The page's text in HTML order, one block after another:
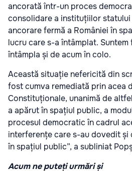
ancorată într-un proces
consolidare a instituțiilor statului
ancorare fermă a României în
lucru care s-a întâmplat. Suntem
întâmpla și de acum în colo.
Această situație nefericită din
fost cumva remediată prin acea
Constituționale, unanimă de
a apărut în spațiul public, a
procesul democratic în cadrul
interferențe care s-au dovedit și
în spațiul public”, a subliniat
Acum ne puteți urmări și